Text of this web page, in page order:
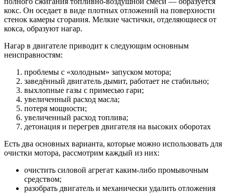
кокс. Он оседает в виде плотных отложений на поверхности
стенок камеры сгорания. Мелкие частички, отделяющиеся от
кокса, образуют нагар.
Нагар в двигателе приводит к следующим основным
неисправностям:
проблемы с «холодным» запуском мотора;
заведённый двигатель дымит, работает не стабильно;
выхлопные газы с примесью гари;
увеличенный расход масла;
потеря мощности;
увеличенный расход топлива;
детонация и перегрев двигателя на высоких оборотах
Есть два основных варианта, которые можно использовать для
очистки мотора, рассмотрим каждый из них:
очистить силовой агрегат каким-либо промывочным
средством;
разобрать двигатель и механически удалить отложения